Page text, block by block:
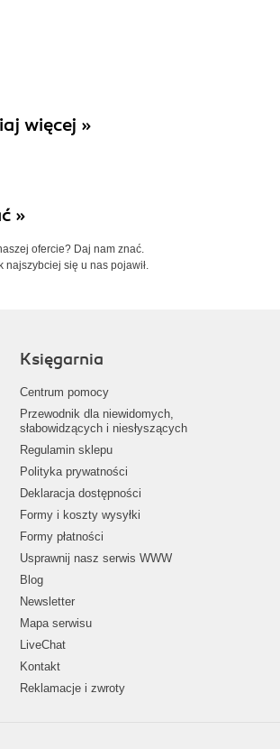
więcej »
»
ofercie? Daj nam znać.
najszybciej się u nas pojawił.
Księgarnia
Centrum pomocy
Przewodnik dla niewidomych,
słabowidzących i niesłyszących
Regulamin sklepu
Polityka prywatności
Deklaracja dostępności
Formy i koszty wysyłki
Formy płatności
Usprawnij nasz serwis WWW
Blog
Newsletter
Mapa serwisu
LiveChat
Kontakt
Reklamacje i zwroty